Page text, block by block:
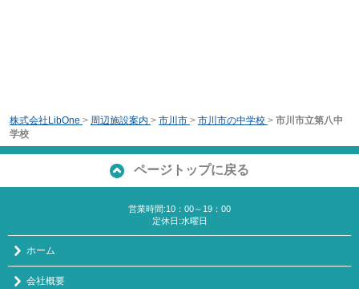
株式会社LibOne > 周辺施設案内 > 市川市 > 市川市の中学校 > 市川市立第八中
学校
ページトップに戻る
営業時間:10：00～19：00
定休日:水曜日
ホーム
会社概要